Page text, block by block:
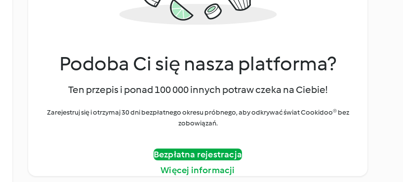
Podoba Ci się nasza platforma?
Ten przepis i ponad 100 000 innych potraw czeka na Ciebie!
Zarejestruj się i otrzymaj 30 dni bezpłatnego okresu próbnego, aby odkrywać świat Cookidoo® bez
zobowiązań.
Bezpłatna rejestracja
Więcej informacji